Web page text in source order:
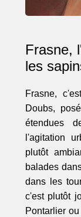
Frasne,
les
Frasne,
Doubs,
étendues
l'agitation
plutôt
balades
dans les
c'est plutôt
Pontarlier